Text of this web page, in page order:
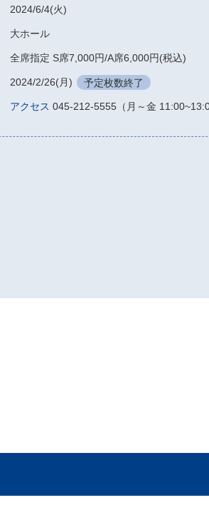
2024/6/4(火)
大ホール
全席指定 S席7,000円/A席6,000円(税込)
2024/2/26(月) 予定枚数終了
アクセス 045-212-5555（月～金